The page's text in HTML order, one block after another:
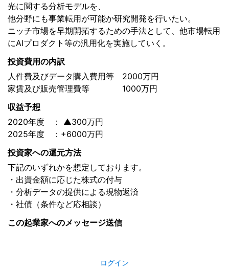
光に関する分析モデルを、
他分野にも事業転用が可能か研究開発を行いたい。
ニッチ市場を早期開拓するための手法として、他市場転用
にAIプロダクト等の汎用化を実施していく。
投資費用の内訳
人件費及びデータ購入費用等 2000万円
家賃及び販売管理費等 1000万円
収益予想
2020年度 ： ▲300万円
2025年度 ：+6000万円
投資家への還元方法
下記のいずれかを想定しております。
・出資金額に応じた株式の付与
・分析データの提供による現物返済
・社債（条件など応相談）
この起業家へのメッセージ送信
ログイン